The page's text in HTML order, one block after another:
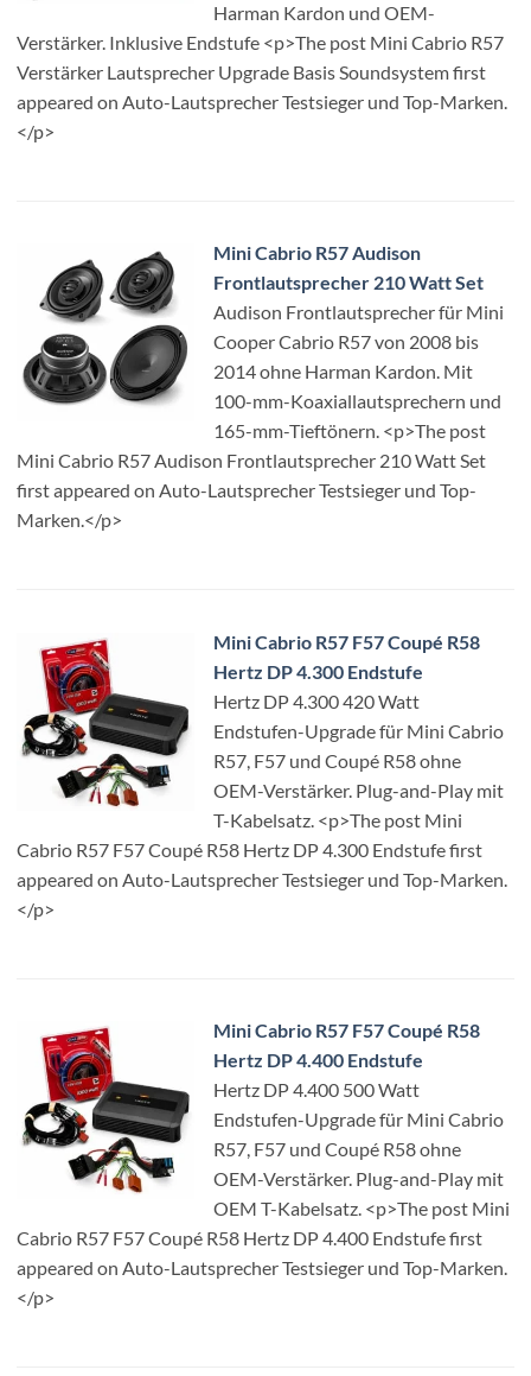
Harman Kardon und OEM-
Verstärker. Inklusive Endstufe <p>The post Mini Cabrio R57
Verstärker Lautsprecher Upgrade Basis Soundsystem first
appeared on Auto-Lautsprecher Testsieger und Top-Marken.
</p>
Mini Cabrio R57 Audison
Frontlautsprecher 210 Watt Set
Audison Frontlautsprecher für Mini
Cooper Cabrio R57 von 2008 bis
2014 ohne Harman Kardon. Mit
100-mm-Koaxiallautsprechern und
165-mm-Tieftönern. <p>The post
Mini Cabrio R57 Audison Frontlautsprecher 210 Watt Set
first appeared on Auto-Lautsprecher Testsieger und Top-
Marken.</p>
Mini Cabrio R57 F57 Coupé R58
Hertz DP 4.300 Endstufe
Hertz DP 4.300 420 Watt
Endstufen-Upgrade für Mini Cabrio
R57, F57 und Coupé R58 ohne
OEM-Verstärker. Plug-and-Play mit
T-Kabelsatz. <p>The post Mini
Cabrio R57 F57 Coupé R58 Hertz DP 4.300 Endstufe first
appeared on Auto-Lautsprecher Testsieger und Top-Marken.
</p>
Mini Cabrio R57 F57 Coupé R58
Hertz DP 4.400 Endstufe
Hertz DP 4.400 500 Watt
Endstufen-Upgrade für Mini Cabrio
R57, F57 und Coupé R58 ohne
OEM-Verstärker. Plug-and-Play mit
OEM T-Kabelsatz. <p>The post Mini
Cabrio R57 F57 Coupé R58 Hertz DP 4.400 Endstufe first
appeared on Auto-Lautsprecher Testsieger und Top-Marken.
</p>